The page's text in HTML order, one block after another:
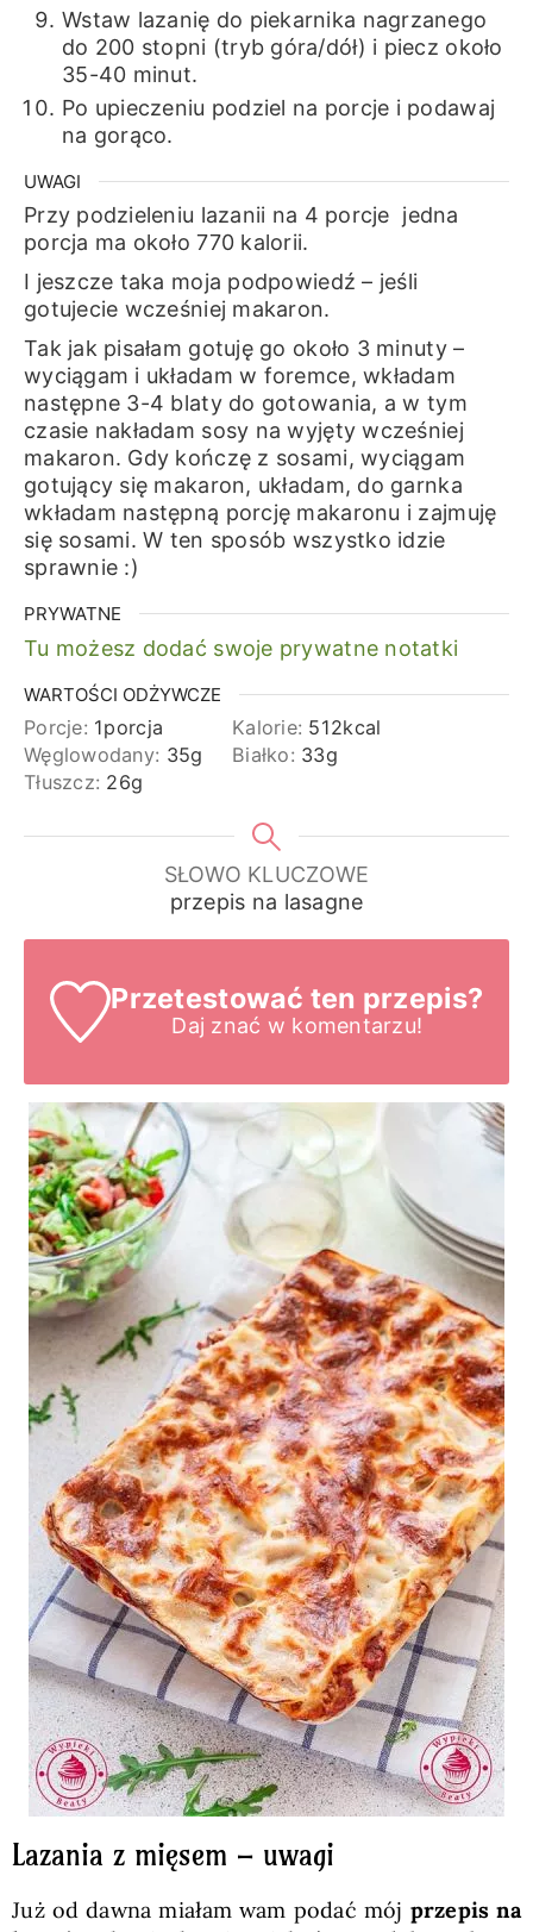
Wstaw lazanię do piekarnika nagrzanego
do 200 stopni (tryb góra/dół) i piecz około
35-40 minut.
Po upieczeniu podziel na porcje i podawaj
na gorąco.
UWAGI
Przy podzieleniu lazanii na 4 porcje jedna
porcja ma około 770 kalorii.
I jeszcze taka moja podpowiedź – jeśli
gotujecie wcześniej makaron.
Tak jak pisałam gotuję go około 3 minuty –
wyciągam i układam w foremce, wkładam
następne 3-4 blaty do gotowania, a w tym
czasie nakładam sosy na wyjęty wcześniej
makaron. Gdy kończę z sosami, wyciągam
gotujący się makaron, układam, do garnka
wkładam następną porcję makaronu i zajmuję
się sosami. W ten sposób wszystko idzie
sprawnie :)
PRYWATNE
Tu możesz dodać swoje prywatne notatki
WARTOŚCI ODŻYWCZE
Porcje: 1porcja Kalorie: 512kcal
Węglowodany: 35g Białko: 33g
Tłuszcz: 26g
SŁOWO KLUCZOWE
przepis na lasagne
Przetestować ten przepis?
Daj znać w komentarzu!
Lazania z mięsem – uwagi
Już od dawna miałam wam podać mój przepis na